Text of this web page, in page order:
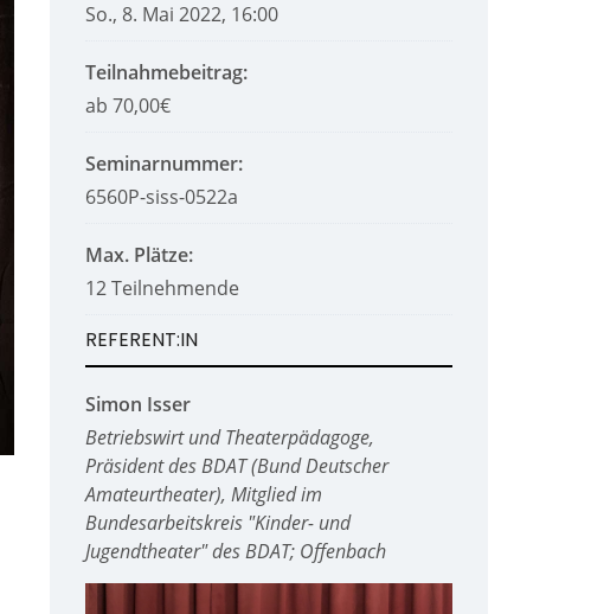
So., 8. Mai 2022, 16:00
Teilnahmebeitrag:
ab 70,00€
Seminarnummer:
6560P-siss-0522a
Max. Plätze:
12 Teilnehmende
REFERENT:IN
Simon Isser
Betriebswirt und Theaterpädagoge,
Präsident des BDAT (Bund Deutscher
Amateurtheater), Mitglied im
Bundesarbeitskreis "Kinder- und
Jugendtheater" des BDAT; Offenbach